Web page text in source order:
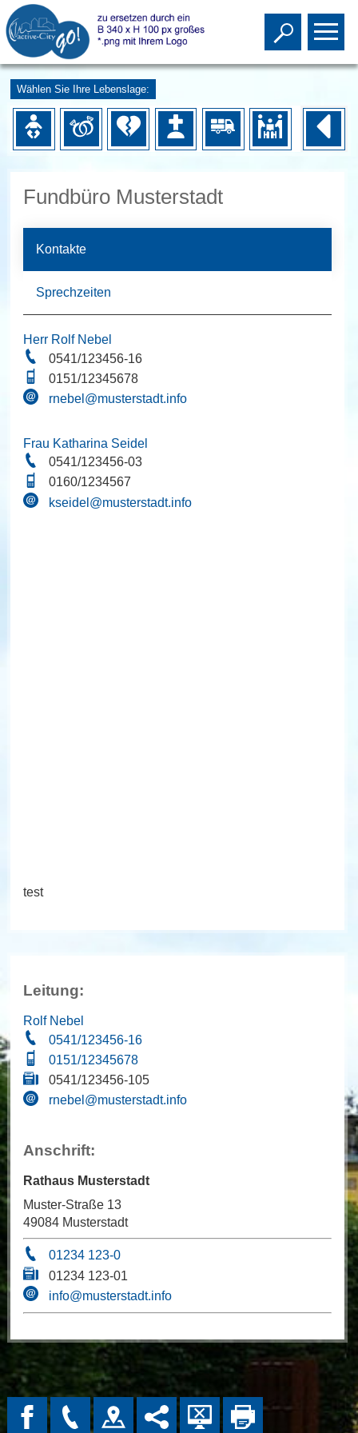
Toggle
Wählen Sie Ihre Lebenslage:
Fundbüro Musterstadt
Kontakte
Sprechzeiten
Herr Rolf Nebel
0541/123456-16
0151/12345678
rnebel@musterstadt.info
Frau Katharina Seidel
0541/123456-03
0160/1234567
kseidel@musterstadt.info
test
Leitung:
Rolf Nebel
0541/123456-16
0151/12345678
0541/123456-105
rnebel@musterstadt.info
Anschrift:
Rathaus Musterstadt
Muster-Straße 13
49084 Musterstadt
01234 123-0
01234 123-01
info@musterstadt.info